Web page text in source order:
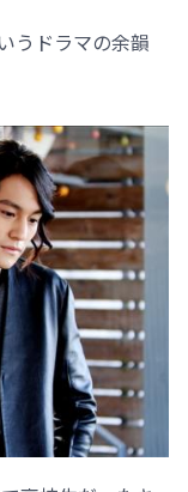
うドラマの余韻